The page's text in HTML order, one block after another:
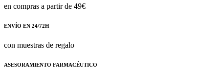
en compras a partir de 49€
ENVÍO EN 24/72H
con muestras de regalo
ASESORAMIENTO FARMACÉUTICO